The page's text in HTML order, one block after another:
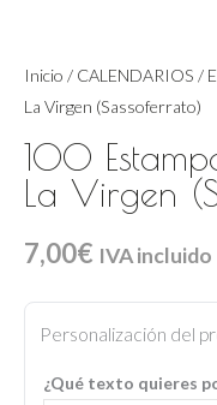
Inicio / CALENDARIOS /
La Virgen (Sassoferrato)
100
La Virgen
7,00€ IVA incluido
Personalización del
¿Qué texto quieres
100
Estampas